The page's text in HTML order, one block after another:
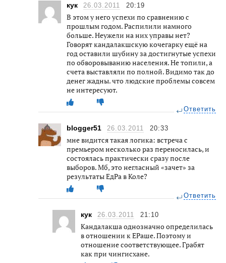
кук 26.03.2011 20:19
В этом у него успехи по сравнению с
прошлым годом. Распилили намного
больше. Неужели на них управы нет?
Говорят кандалакшскую кочегарку ещё на
год оставили шубину за достигнутые успехи
по обворовыванию населения. Не топили, а
счета выставляли по полной. Видимо так до
денег жадны. что людские проблемы совсем
не интересуют.
Ответить
blogger51 26.03.2011 20:33
мне видится такая логика: встреча с
премьером несколько раз переносилась, и
состоялась практически сразу после
выборов. Мб, это негласный «зачет» за
результаты ЕдРа в Коле?
Ответить
кук 26.03.2011 21:10
Кандалакша однозначно определилась
в отношении к ЕРаше. Поэтому и
отношение соответствующее. Грабят
как при чингисхане.